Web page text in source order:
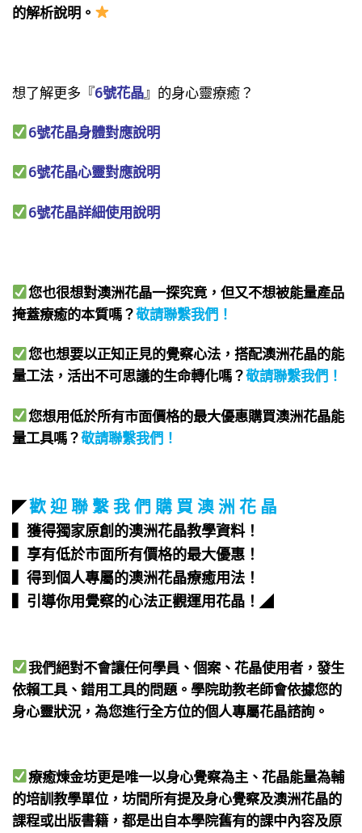
的解析說明。
想了解更多『6號花晶』的身心靈療癒？
6號花晶身體對應說明
6號花晶心靈對應說明
6號花晶詳細使用說明
您也很想對澳洲花晶一探究竟，但又不想被能量產品
掩蓋療癒的本質嗎？敬請聯繫我們 ！
您也想要以正知正見的覺察心法，搭配澳洲花晶的能
量工法，活出不可思議的生命轉化嗎？敬請聯繫我們 ！
您想用低於所有市面價格的最大優惠購買澳洲花晶能
量工具嗎？敬請聯繫我們 ！
◤歡 迎 聯 繫 我 們 購 買 澳 洲 花 晶
▍獲得獨家原創的澳洲花晶教學資料！
▍享有低於市面所有價格的最大優惠！
▍得到個人專屬的澳洲花晶療癒用法！
▍引導你用覺察的心法正觀運用花晶！ ◢
我們絕對不會讓任何學員、個案、花晶使用者，發生
依賴工具、錯用工具的問題。學院助教老師會依據您的
身心靈狀況，為您進行全方位的個人專屬花晶諮詢。
療癒煉金坊更是唯一以身心覺察為主、花晶能量為輔
的培訓教學單位，坊間所有提及身心覺察及澳洲花晶的
課程或出版書籍，都是出自本學院舊有的課中內容及原